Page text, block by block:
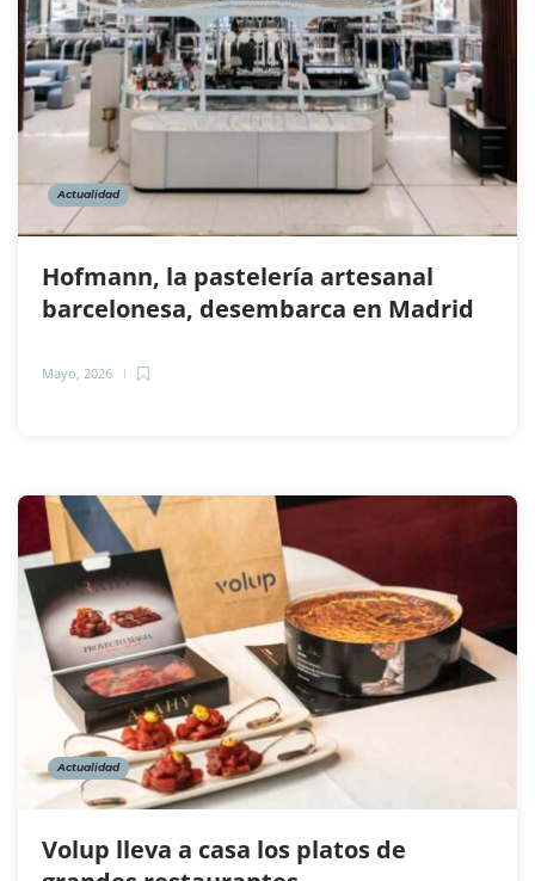
Actualidad
Hofmann, la pastelería artesanal
barcelonesa, desembarca en Madrid
Mayo, 2026
Actualidad
Volup lleva a casa los platos de